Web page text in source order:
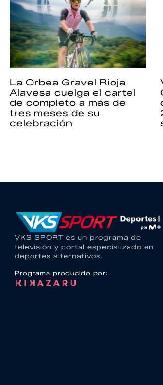
La Orbea Gravel Rioja
Alavesa cuelga el cartel
de completo a más de
tres meses de su
celebración
VKS SPORT es un programa de
televisión y portal especializado en
deportes alternativos.
Programa producido por: